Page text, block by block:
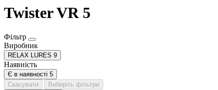
Twister VR 5
Фільтр
Виробник
RELAX LURES 9
Наявність
Є в наявності 5
Скасувати
Виберіть фільтри